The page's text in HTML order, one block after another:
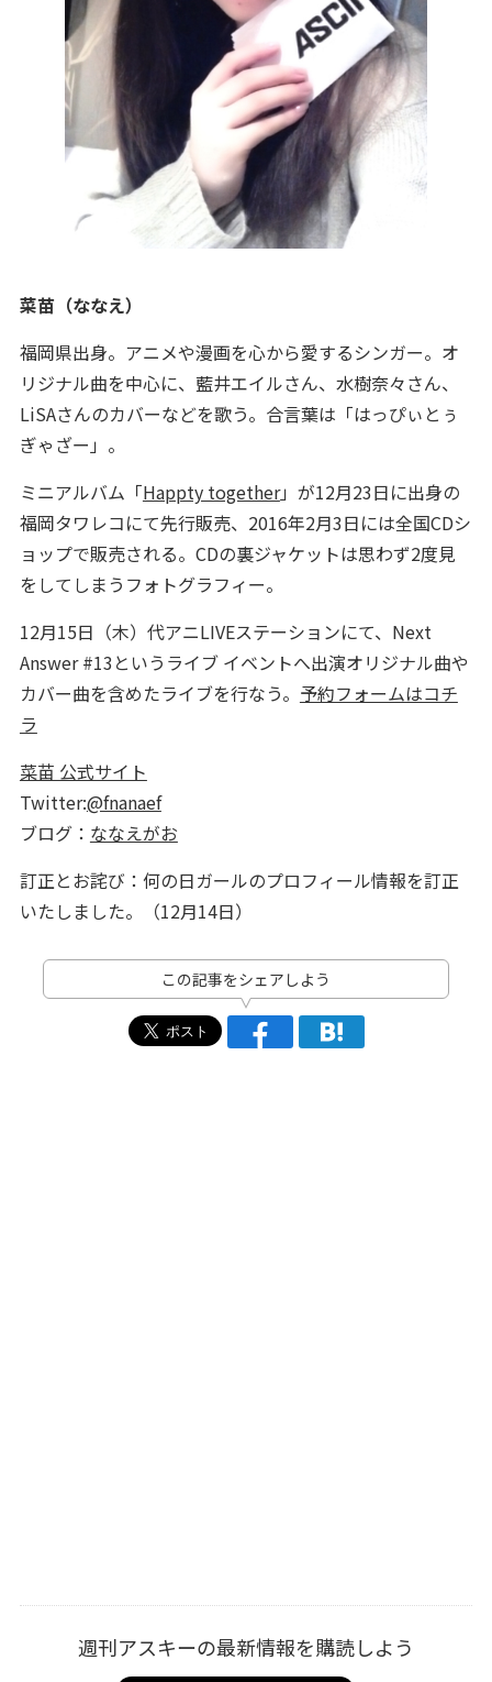
菜苗（ななえ）
福岡県出身。アニメや漫画を心から愛するシンガー。オ
リジナル曲を中心に、藍井エイルさん、水樹奈々さん、
LiSAさんのカバーなどを歌う。合言葉は「はっぴぃとぅ
ぎゃざー」。
ミニアルバム「Happty together」が12月23日に出身の
福岡タワレコにて先行販売、2016年2月3日には全国CDシ
ョップで販売される。CDの裏ジャケットは思わず2度見
をしてしまうフォトグラフィー。
12月15日（木）代アニLIVEステーションにて、Next
Answer #13というライブ イベントへ出演オリジナル曲や
カバー曲を含めたライブを行なう。 予約フォームはコチ
ラ
菜苗 公式サイト
Twitter:@fnanaef
ブログ： ななえがお
訂正とお詫び：何の日ガールのプロフィール情報を訂正
いたしました。（12月14日）
この記事をシェアしよう
週刊アスキーの最新情報を購読しよう